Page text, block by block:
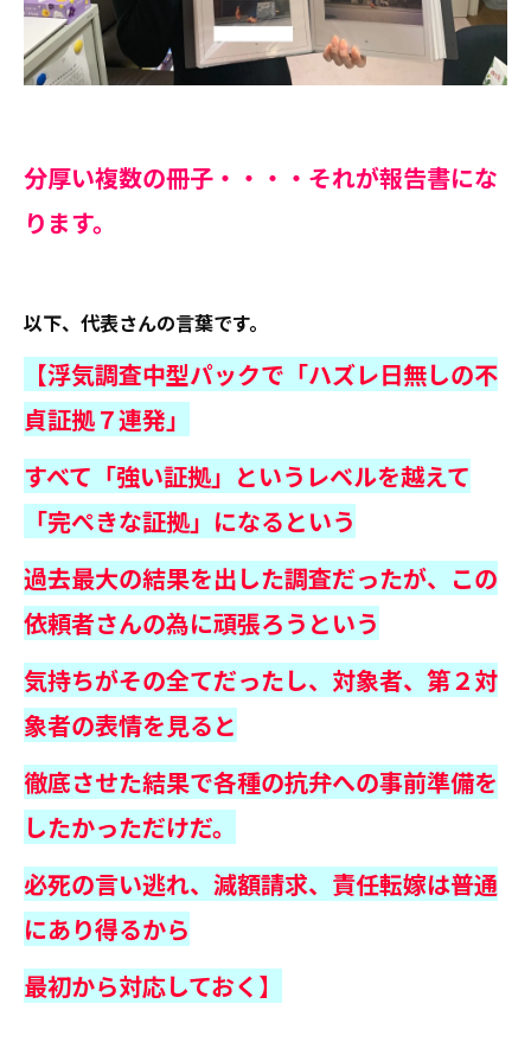
分厚い複数の冊子・・・・それが報告書にな
ります。
以下、代表さんの言葉です。
【浮気調査中型パックで「ハズレ日無しの不
貞証拠７連発」
すべて「強い証拠」というレベルを越えて
「完ぺきな証拠」になるという
過去最大の結果を出した調査だったが、この
依頼者さんの為に頑張ろうという
気持ちがその全てだったし、対象者、第２対
象者の表情を見ると
徹底させた結果で各種の抗弁への事前準備を
したかっただけだ。
必死の言い逃れ、減額請求、責任転嫁は普通
にあり得るから
最初から対応しておく】